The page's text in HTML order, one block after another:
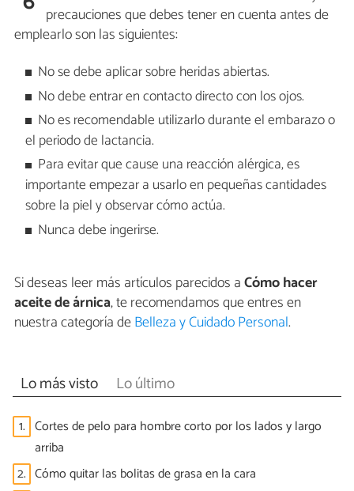
precauciones que debes tener en cuenta antes de
emplearlo son las siguientes:
No se debe aplicar sobre heridas abiertas.
No debe entrar en contacto directo con los ojos.
No es recomendable utilizarlo durante el embarazo o
el periodo de lactancia.
Para evitar que cause una reacción alérgica, es
importante empezar a usarlo en pequeñas cantidades
sobre la piel y observar cómo actúa.
Nunca debe ingerirse.
Si deseas leer más artículos parecidos aCómo hacer
aceite de árnica, te recomendamos que entres en
nuestra categoría deBelleza y Cuidado Personal.
Lo más visto Lo último
1. Cortes de pelo para hombre corto por los lados y largo
arriba
2. Cómo quitar las bolitas de grasa en la cara